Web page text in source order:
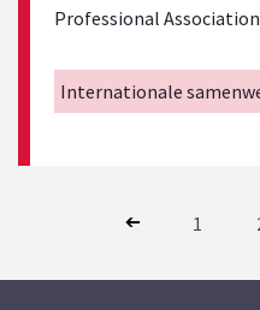
Professional
Internationale
1